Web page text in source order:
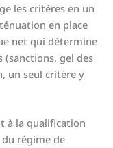
les critères en un
en place
net qui détermine
(sanctions, gel des
un seul critère y
à la qualification
régime de